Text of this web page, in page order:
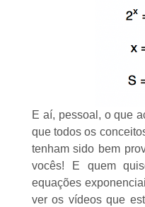
E aí, pessoal, o que
que todos os
tenham sido bem
vocês! E quem
equações
ver os vídeos que